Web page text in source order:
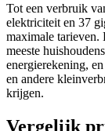
Tot een verbruik
elektriciteit en 37
maximale tarieven.
meeste
energierekening,
en andere
krijgen.
Vergelijk